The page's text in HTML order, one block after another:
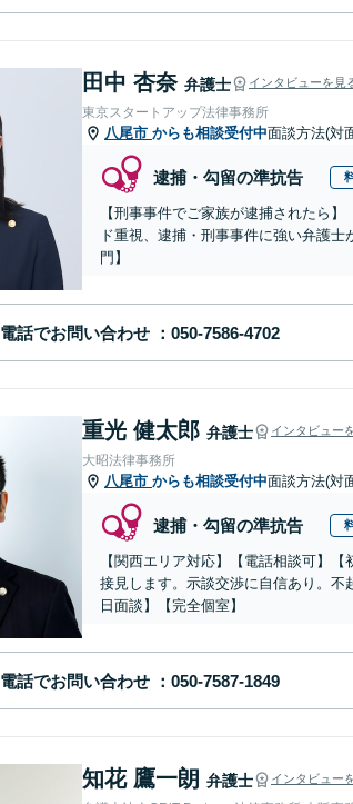
田中 杏奈 弁護士 インタビューを見
東京スタートアップ法律事務所
八尾市 からも相談受付中面談方法(対
逮捕・勾留の準抗告
【刑事事件でご家族が逮捕されたら
ド重視、逮捕・刑事事件に強い弁護
門】
電話でお問い合わせ
重光 健太郎 弁護士 インタビュー
大昭法律事務所
八尾市 からも相談受付中面談方法(対
逮捕・勾留の準抗告
【関西エリア対応】【電話相談可】
接見します。示談交渉に自信あり。
日面談】【完全個室】
電話でお問い合わせ
知花 鷹一朗 弁護士 インタビュー